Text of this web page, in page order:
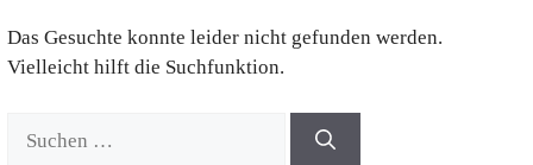
Das Gesuchte konnte leider nicht gefunden werden.
Vielleicht hilft die Suchfunktion.